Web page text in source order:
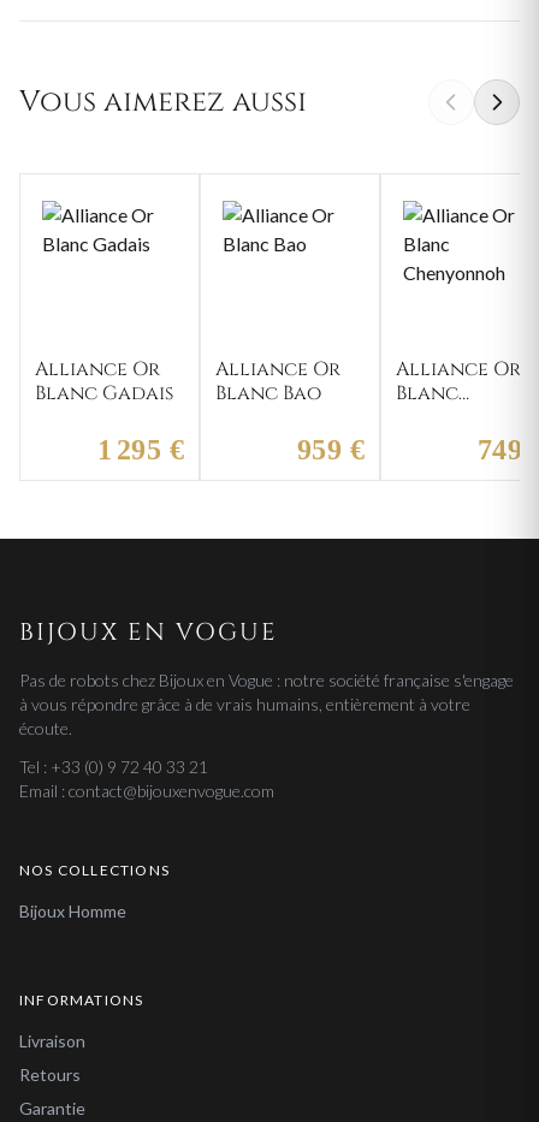
Vous aimerez aussi
Alliance Or
Blanc Gadais
1 295 €
Alliance Or
Blanc Bao
959 €
Alliance Or
Blanc
749
BIJOUX EN VOGUE
Pas de robots chez Bijoux en Vogue : notre société française s'engage
à vous répondre grâce à de vrais humains, entièrement à votre
écoute.
Tel : +33 (0) 9 72 40 33 21
Email : contact@bijouxenvogue.com
NOS COLLECTIONS
Bijoux Homme
INFORMATIONS
Livraison
Retours
Garantie